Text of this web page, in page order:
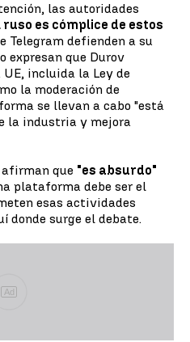
las autoridades
ruso es cómplice de estos
Telegram defienden a su
expresan que Durov
incluida la Ley de
la moderación de
se llevan a cabo "está
la industria y mejora
que "es absurdo"
plataforma debe ser el
esas actividades
donde surge el debate.
Ad